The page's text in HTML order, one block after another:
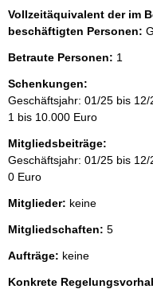
Vollzeitäquivalent der im
beschäftigten Personen:
Betraute Personen: 1
Schenkungen:
Geschäftsjahr: 01/25 bis 12/
1 bis 10.000 Euro
Mitgliedsbeiträge:
Geschäftsjahr: 01/25 bis 12/
0 Euro
Mitglieder: keine
Mitgliedschaften: 5
Aufträge: keine
Konkrete